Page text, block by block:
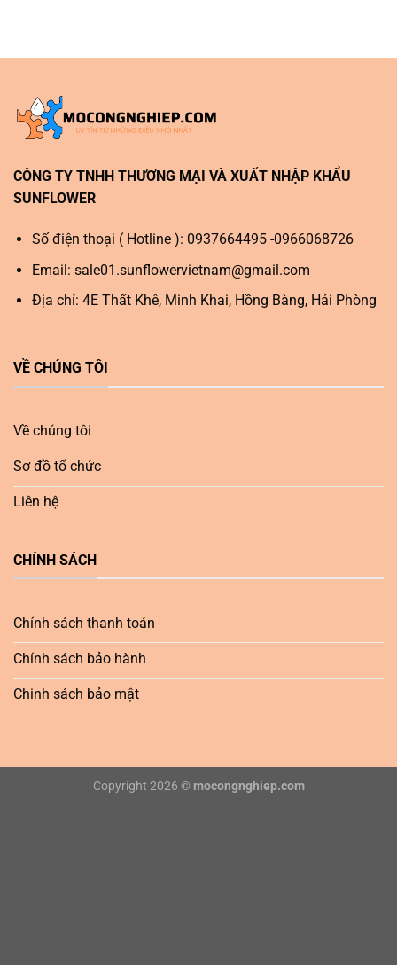
CÔNG TY TNHH THƯƠNG MẠI VÀ XUẤT NHẬP KHẨU
SUNFLOWER
Số điện thoại ( Hotline ): 0937664495 -0966068726
Email: sale01.sunflowervietnam@gmail.com
Địa chỉ: 4E Thất Khê, Minh Khai, Hồng Bàng, Hải Phòng
VỀ CHÚNG TÔI
Về chúng tôi
Sơ đồ tổ chức
Liên hệ
CHÍNH SÁCH
Chính sách thanh toán
Chính sách bảo hành
Chinh sách bảo mật
Copyright 2026 © mocongnghiep.com